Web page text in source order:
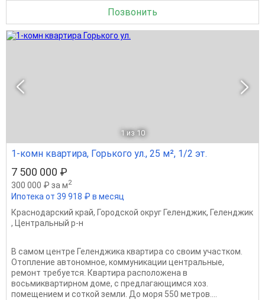
Позвонить
1 из 10
1-комн квартира, Горького ул., 25 м², 1/2 эт.
7 500 000 ₽
300 000 ₽ за м2
Ипотека от 39 918 ₽ в месяц
Краснодарский край, Городской округ Геленджик, Геленджик
, Центральный р-н
В самом центре Геленджика квартира со своим участком.
Отопление автономное, коммуникации центральные,
ремонт требуется. Квартира расположена в
восьмиквартирном доме, с предлагающимся хоз.
помещением и соткой земли. До моря 550 метров....